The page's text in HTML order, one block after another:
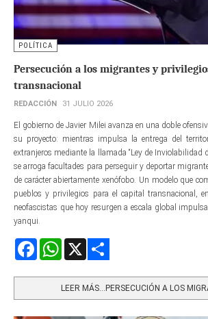
POLÍTICA
Persecución a los migrantes y
transnacional
REDACCIÓN 31 JULIO 2026
El gobierno de Javier Milei avanza en una doble
su proyecto: mientras impulsa la entrega del
extranjeros mediante la llamada “Ley de Inviolabilidad
se arroga facultades para perseguir y deportar
de carácter abiertamente xenófobo. Un modelo que
pueblos y privilegios para el capital transnacional,
neofascistas que hoy resurgen a escala global
yanqui.
FacebookWhatsApp
LEER MÁS…PERSECUCIÓN A LOS